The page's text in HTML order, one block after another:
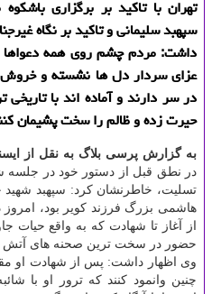
تهران با تاكید بر برگزاری
سپهبد سلیمانی و تاكید بر نگاه
داشت: مردم چشم روی همه
عزای سردار دل ها نشسته و خروش
در سر دارند و آماده اند با تاریخی
حیرت زده و ظالم را سخت پشیمان
به گزارش پرسی بلاگ به نقل از
در نطق قبل از دستور خود در
تسلیت، خاطرنشان كرد: سپهبد
هاشمی بزرگ فرزند كویر بود،
از آغاز تا شهادت كه به واقع حیات
حضور در سخت ترین صحنه های آتش
وی اظهار داشت: پس از شهادت او
چنین وانمود كنند كه ترور او با